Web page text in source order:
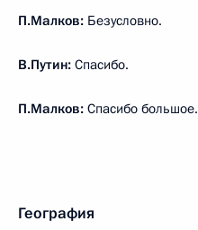
П.Малков: Безусловно.
В.Путин: Спасибо.
П.Малков: Спасибо большое.
География